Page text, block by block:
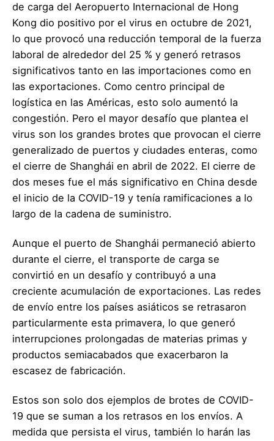
de carga del Aeropuerto Internacional de Hong
Kong dio positivo por el virus en octubre de 2021,
lo que provocó una reducción temporal de la fuerza
laboral de alrededor del 25 % y generó retrasos
significativos tanto en las importaciones como en
las exportaciones. Como centro principal de
logística en las Américas, esto solo aumentó la
congestión. Pero el mayor desafío que plantea el
virus son los grandes brotes que provocan el cierre
generalizado de puertos y ciudades enteras, como
el cierre de Shanghái en abril de 2022. El cierre de
dos meses fue el más significativo en China desde
el inicio de la COVID-19 y tenía ramificaciones a lo
largo de la cadena de suministro.
Aunque el puerto de Shanghái permaneció abierto
durante el cierre, el transporte de carga se
convirtió en un desafío y contribuyó a una
creciente acumulación de exportaciones. Las redes
de envío entre los países asiáticos se retrasaron
particularmente esta primavera, lo que generó
interrupciones prolongadas de materias primas y
productos semiacabados que exacerbaron la
escasez de fabricación.
Estos son solo dos ejemplos de brotes de COVID-
19 que se suman a los retrasos en los envíos. A
medida que persista el virus, también lo harán las